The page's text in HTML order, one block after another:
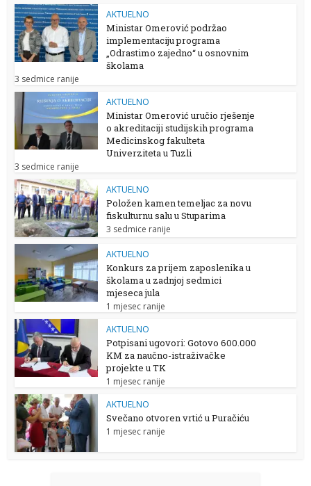
AKTUELNO
Ministar Omerović podržao
implementaciju programa
„Odrastimo zajedno“ u osnovnim
školama
3 sedmice ranije
AKTUELNO
Ministar Omerović uručio rješenje
o akreditaciji studijskih programa
Medicinskog fakulteta
Univerziteta u Tuzli
3 sedmice ranije
AKTUELNO
Položen kamen temeljac za novu
fiskulturnu salu u Stuparima
3 sedmice ranije
AKTUELNO
Konkurs za prijem zaposlenika u
školama u zadnjoj sedmici
mjeseca jula
1 mjesec ranije
AKTUELNO
Potpisani ugovori: Gotovo 600.000
KM za naučno-istraživačke
projekte u TK
1 mjesec ranije
AKTUELNO
Svečano otvoren vrtić u Puračiću
1 mjesec ranije